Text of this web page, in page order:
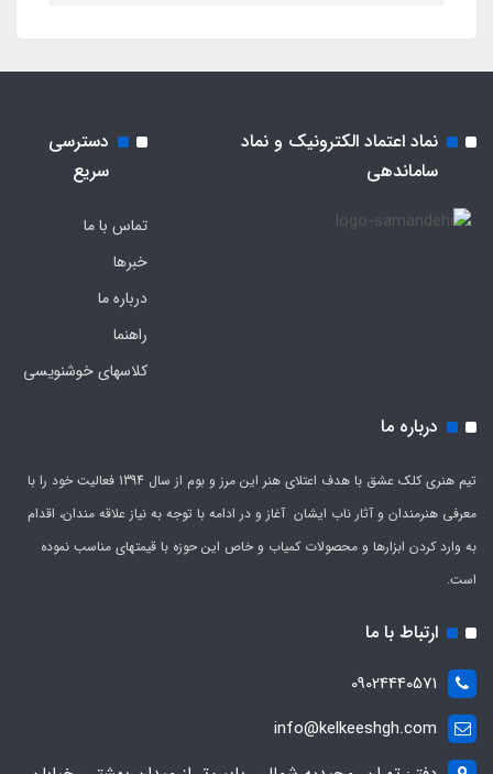
نماد اعتماد الکترونیک و نماد
ساماندهی
دسترسی
سریع
تماس با ما
خبرها
درباره ما
راهنما
کلاسهای خوشنویسی
درباره ما
تیم هنری کلک عشق با هدف اعتلای هنر این مرز و بوم از سال 1394 فعالیت خود را با
معرفی هنرمندان و آثار ناب ایشان آغاز و در ادامه با توجه به نیاز علاقه مندان، اقدام
به وارد کردن ابزارها و محصولات کمیاب و خاص این حوزه با قیمتهای مناسب نموده
است.
ارتباط با ما
09024440571
info@kelkeeshgh.com